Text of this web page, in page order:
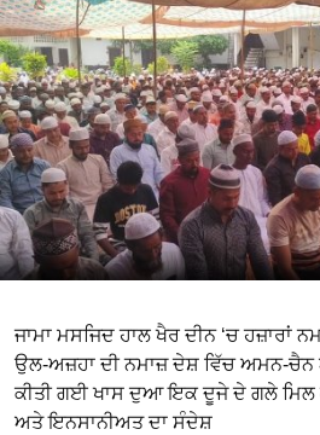
ਜਾਮਾ ਮਸਜਿਦ ਹਾਲ ਖੈਰ ਦੀਨ ‘ਚ ਹਜ਼ਾਰਾਂ
ਉਲ-ਅਜ਼ਹਾ ਦੀ ਨਮਾਜ਼ ਦੇਸ਼ ਵਿੱਚ ਅਮਨ-
ਕੀਤੀ ਗਈ ਖਾਸ ਦੁਆ ਇਕ ਦੂਜੇ ਦੇ ਗਲੇ ਮਿਲ
ਅਤੇ ਇਨਸਾਨੀਅਤ ਦਾ ਸੰਦੇਸ਼